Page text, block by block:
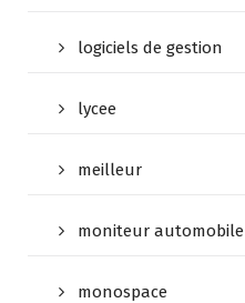
logiciels de gestion
lycee
meilleur
moniteur automobile
monospace